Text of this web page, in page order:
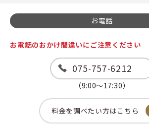
お電話
お電話のおかけ間違いにご注意ください
075-757-6212
（9:00～17:30）
料金を調べたい方はこちら